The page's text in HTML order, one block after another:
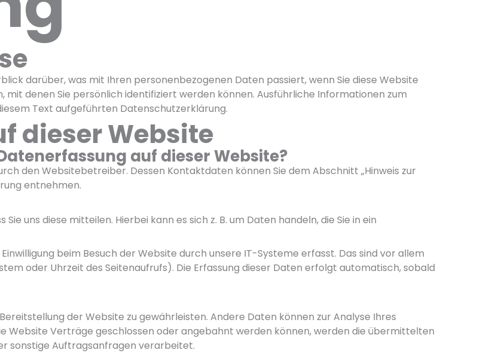
darüber, was mit Ihren personenbezogenen Daten passiert, wenn Sie diese Website
mit denen Sie persönlich identifiziert werden können. Ausführliche Informationen zum
Text aufgeführten Datenschutzerklärung.
dieser Website
auf dieser Website?
den Websitebetreiber. Dessen Kontaktdaten können Sie dem Abschnitt „Hinweis zur
entnehmen.
uns diese mitteilen. Hierbei kann es sich z. B. um Daten handeln, die Sie in ein
beim Besuch der Website durch unsere IT-Systeme erfasst. Das sind vor allem
oder Uhrzeit des Seitenaufrufs). Die Erfassung dieser Daten erfolgt automatisch, sobald
der Website zu gewährleisten. Andere Daten können zur Analyse Ihres
Website Verträge geschlossen oder angebahnt werden können, werden die übermittelten
sonstige Auftragsanfragen verarbeitet.